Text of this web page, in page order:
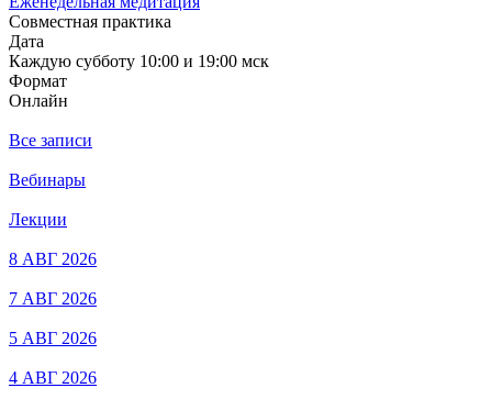
Совместная практика
Дата
Каждую субботу 10:00 и 19:00 мск
Формат
Онлайн
Все записи
Вебинары
Лекции
8 АВГ 2026
7 АВГ 2026
5 АВГ 2026
4 АВГ 2026